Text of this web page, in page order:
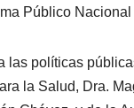
Público
las políticas
la Salud, Dra.